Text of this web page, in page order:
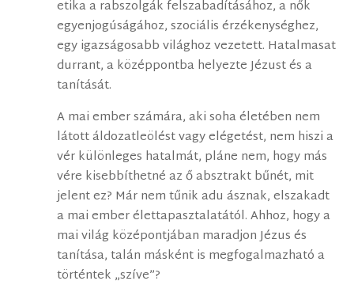
etika a rabszolgák felszabadításához, a nők
egyenjogúságához, szociális érzékenységhez,
egy igazságosabb világhoz vezetett. Hatalmasat
durrant, a középpontba helyezte Jézust és a
tanítását.
A mai ember számára, aki soha életében nem
látott áldozatleölést vagy elégetést, nem hiszi a
vér különleges hatalmát, pláne nem, hogy más
vére kisebbíthetné az ő absztrakt bűnét, mit
jelent ez? Már nem tűnik adu ásznak, elszakadt
a mai ember élettapasztalatától. Ahhoz, hogy a
mai világ középontjában maradjon Jézus és
tanítása, talán másként is megfogalmazható a
történtek „szíve”?